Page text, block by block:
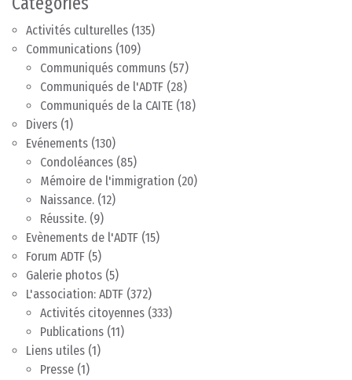
Activités culturelles (135)
Communications (109)
Communiqués communs (57)
Communiqués de l'ADTF (28)
Communiqués de la CAITE (18)
Divers (1)
Evénements (130)
Condoléances (85)
Mémoire de l'immigration (20)
Naissance. (12)
Réussite. (9)
Evènements de l'ADTF (15)
Forum ADTF (5)
Galerie photos (5)
L'association: ADTF (372)
Activités citoyennes (333)
Publications (11)
Liens utiles (1)
Presse (1)